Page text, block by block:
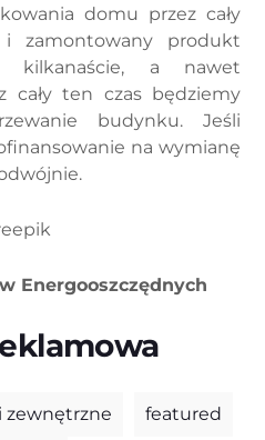
domu przez cały
zamontowany produkt
kilkanaście, a nawet
cały ten czas będziemy
budynku. Jeśli
na wymianę
Energooszczędnych
zewnętrzne featured